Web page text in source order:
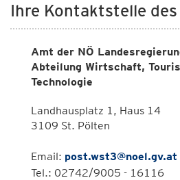
Ihre Kontaktstelle des
Amt der NÖ
Abteilung Wirtschaft,
Technologie
Landhausplatz 1, Haus 14
3109 St. Pölten
Email: post.wst3@noel.gv.at
Tel.: 02742/9005 - 16116